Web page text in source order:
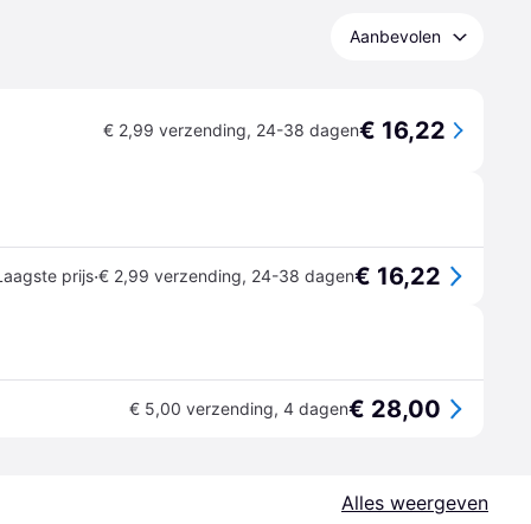
Aanbevolen
€ 2,99 verzending, 24-38 dagen€ 16,22
prijs·€ 2,99 verzending, 24-38 dagen€ 16,22
€ 5,00 verzending, 4 dagen€ 28,00
Alles weergeven